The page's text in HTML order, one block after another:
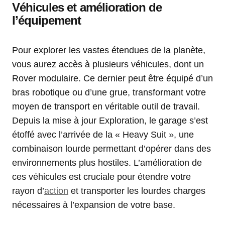
Véhicules et amélioration de
l’équipement
Pour explorer les vastes étendues de la planète,
vous aurez accès à plusieurs véhicules, dont un
Rover modulaire. Ce dernier peut être équipé d’un
bras robotique ou d’une grue, transformant votre
moyen de transport en véritable outil de travail.
Depuis la mise à jour Exploration, le garage s’est
étoffé avec l’arrivée de la « Heavy Suit », une
combinaison lourde permettant d’opérer dans des
environnements plus hostiles. L’amélioration de
ces véhicules est cruciale pour étendre votre
rayon d’action et transporter les lourdes charges
nécessaires à l’expansion de votre base.